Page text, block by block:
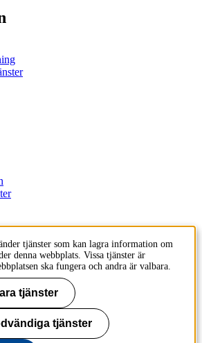
tjänster som kan lagra information om
denna webbplats. Vissa tjänster är
ska fungera och andra är valbara.
tjänster
tjänster